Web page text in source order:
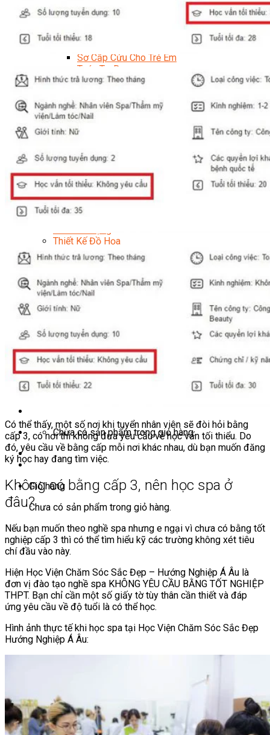
Lập Trình Cho Trẻ Em
Piano Trẻ Em
Sơ Cấp Cứu Cho Trẻ Em
Toán Tư Duy
Bếp Gia Đình
Kỹ Thuật Chế Biến Món Ăn
Kỹ Thuật Làm Bánh
Kỹ Thuật Pha Chế Đồ Uống
Quản Trị Khách Sạn
Hướng Dẫn Du Lịch
Quản Trị Lữ Hành
Marketing
Tạo Mẫu Và Chăm Sóc Sắc Đẹp
Truyền Thông Đa Phương Tiện
Công Nghệ Thông Tin
Thiết Kế Đồ Họa
Âm Nhạc
Điện Công Nghiệp Và Dân Dụng
Văn Hóa Phổ Thông
Nâng Cao Năng Lực Tiếng Anh – Chuẩn TOEIC
Tin Tức
HỌC BỔNG 2026
Đào Tạo Nghề
Văn Hóa Ẩm Thực Việt Nam
Sự Kiện Hướng Nghiệp Á Âu
Siêu Thị ĐVP Market
Chưa có sản phẩm trong giỏ hàng.
Giỏ hàng
Chưa có sản phẩm trong giỏ hàng.
Có thể thấy, một số nơi khi tuyển nhân viên sẽ đòi hỏi bằng
cấp 3, có nơi thì không đưa yêu cầu về học vấn tối thiểu. Do
đó, yêu cầu về bằng cấp mỗi nơi khác nhau, dù bạn muốn đăng
ký học hay đang tìm việc.
Không có bằng cấp 3, nên học spa ở
đâu?
Nếu bạn muốn theo nghề spa nhưng e ngại vì chưa có bằng tốt
nghiệp cấp 3 thì có thể tìm hiểu kỹ các trường không xét tiêu
chí đầu vào này.
Hiện Học Viện Chăm Sóc Sắc Đẹp – Hướng Nghiệp Á Âu là
đơn vị đào tạo nghề spa KHÔNG YÊU CẦU BẰNG TỐT NGHIỆP
THPT. Bạn chỉ cần một số giấy tờ tùy thân cần thiết và đáp
ứng yêu cầu về độ tuổi là có thể học.
Hình ảnh thực tế khi học spa tại Học Viện Chăm Sóc Sắc Đẹp
Hướng Nghiệp Á Âu: